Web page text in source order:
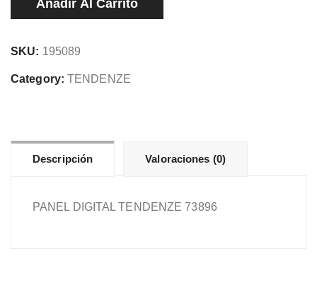
73896
cantidad
Añadir Al Carrito
SKU: 195089
Category: TENDENZE
Descripción Valoraciones (0)
PANEL DIGITAL TENDENZE 73896